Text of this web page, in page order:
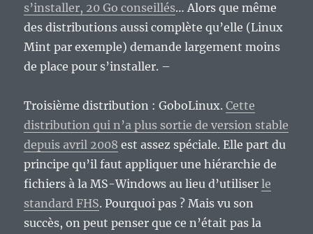
s’installer, 20 Go conseillés… Alors que même
des distributions aussi complète qu’elle (Linux
Mint par exemple) demande largement moins
de place pour s’installer. –
Troisième distribution : GoboLinux.Cette
distribution qui n’a plus sortie de version stable
depuis avril 2008 est assez spéciale. Elle part du
principe qu’il faut appliquer une hiérarchie de
fichiers à la MS-Windows au lieu d’utiliserle
standard FHS. Pourquoi pas ? Mais vu son
succès, on peut penser que ce n’était pas la